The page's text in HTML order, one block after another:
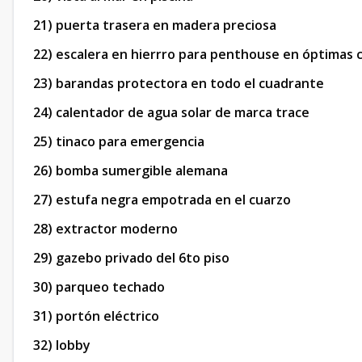
21) puerta trasera en madera preciosa
22) escalera en hierrro para penthouse en óptimas
23) barandas protectora en todo el cuadrante
24) calentador de agua solar de marca trace
25) tinaco para emergencia
26) bomba sumergible alemana
27) estufa negra empotrada en el cuarzo
28) extractor moderno
29) gazebo privado del 6to piso
30) parqueo techado
31) portón eléctrico
32) lobby